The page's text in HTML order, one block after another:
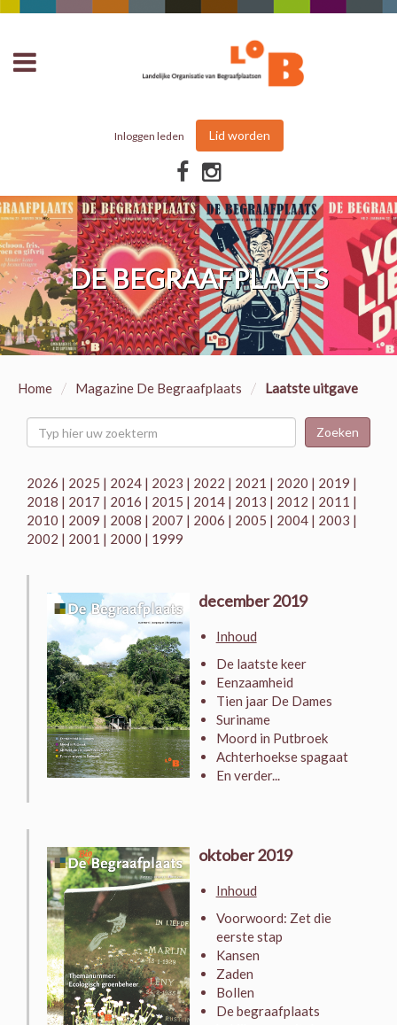
Inloggen leden Lid worden
DE BEGRAAFPLAATS
Home / Magazine De Begraafplaats / Laatste uitgave
Zoeken
2026 | 2025 | 2024 | 2023 | 2022 | 2021 | 2020 | 2019 |
2018 | 2017 | 2016 | 2015 | 2014 | 2013 | 2012 | 2011 |
2010 | 2009 | 2008 | 2007 | 2006 | 2005 | 2004 | 2003 |
2002 | 2001 | 2000 | 1999
december 2019
Inhoud
De laatste keer
Eenzaamheid
Tien jaar De Dames
Suriname
Moord in Putbroek
Achterhoekse spagaat
En verder...
oktober 2019
Inhoud
Voorwoord: Zet die
eerste stap
Kansen
Zaden
Bollen
De begraafplaats